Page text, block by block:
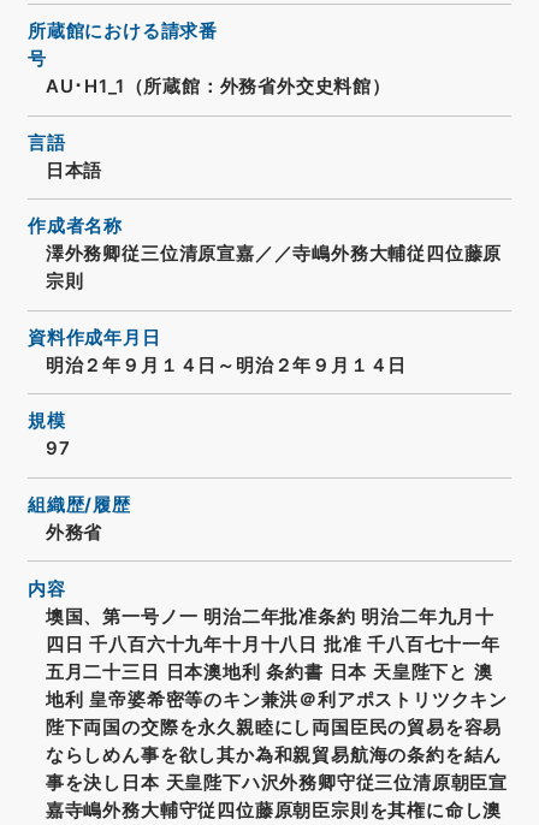
所蔵館における請求番
号
AU･H1_1（所蔵館：外務省外交史料館）
言語
日本語
作成者名称
澤外務卿従三位清原宣嘉／／寺嶋外務大輔従四位藤原
宗則
資料作成年月日
明治２年９月１４日～明治２年９月１４日
規模
97
組織歴/履歴
外務省
内容
墺国、第一号ノ一 明治二年批准条約 明治二年九月十
四日 千八百六十九年十月十八日 批准 千八百七十一年
五月二十三日 日本澳地利 条約書 日本 天皇陛下と 澳
地利 皇帝婆希密等のキン兼洪＠利アポストリツクキン
陛下両国の交際を永久親睦にし両国臣民の貿易を容易
ならしめん事を欲し其か為和親貿易航海の条約を結ん
事を決し日本 天皇陛下ハ沢外務卿守従三位清原朝臣宣
嘉寺嶋外務大輔守従四位藤原朝臣宗則を其権に命し澳